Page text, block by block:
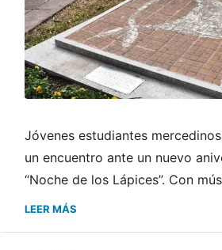
Jóvenes estudiantes
un encuentro ante un nuevo
“Noche de los Lápices”. Con
LEER MÁS